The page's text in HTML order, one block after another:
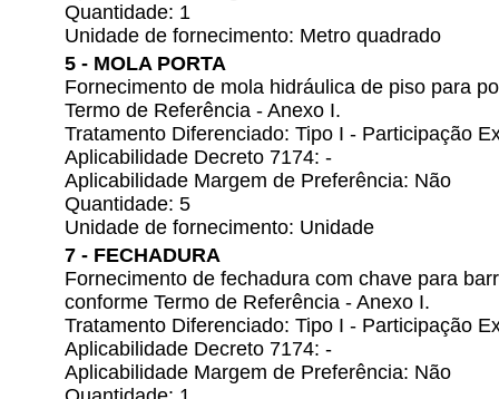
Quantidade: 1
Unidade de fornecimento: Metro quadrado
5 - MOLA PORTA
Fornecimento de mola hidráulica de piso para
Termo de Referência - Anexo I.
Tratamento Diferenciado: Tipo I - Participação
Aplicabilidade Decreto 7174: -
Aplicabilidade Margem de Preferência: Não
Quantidade: 5
Unidade de fornecimento: Unidade
7 - FECHADURA
Fornecimento de fechadura com chave para
conforme Termo de Referência - Anexo I.
Tratamento Diferenciado: Tipo I - Participação
Aplicabilidade Decreto 7174: -
Aplicabilidade Margem de Preferência: Não